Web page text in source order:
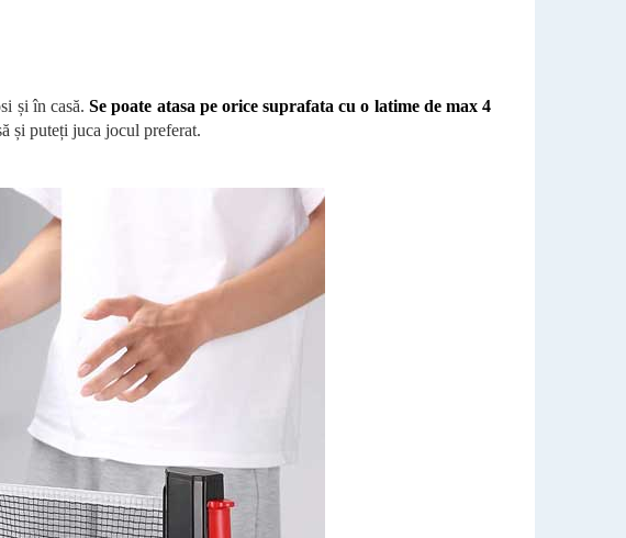
și în casă.Se poate atasa pe orice suprafata cu o latime de max 4
și puteți juca jocul preferat.